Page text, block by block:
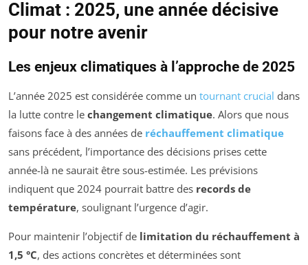
Climat : 2025, une année décisive
pour notre avenir
Les enjeux climatiques à l’approche de 2025
L’année 2025 est considérée comme un tournant crucial dans
la lutte contre le changement climatique. Alors que nous
faisons face à des années de réchauffement climatique
sans précédent, l’importance des décisions prises cette
année-là ne saurait être sous-estimée. Les prévisions
indiquent que 2024 pourrait battre des records de
température, soulignant l’urgence d’agir.
Pour maintenir l’objectif de limitation du réchauffement à
1,5 °C, des actions concrètes et déterminées sont